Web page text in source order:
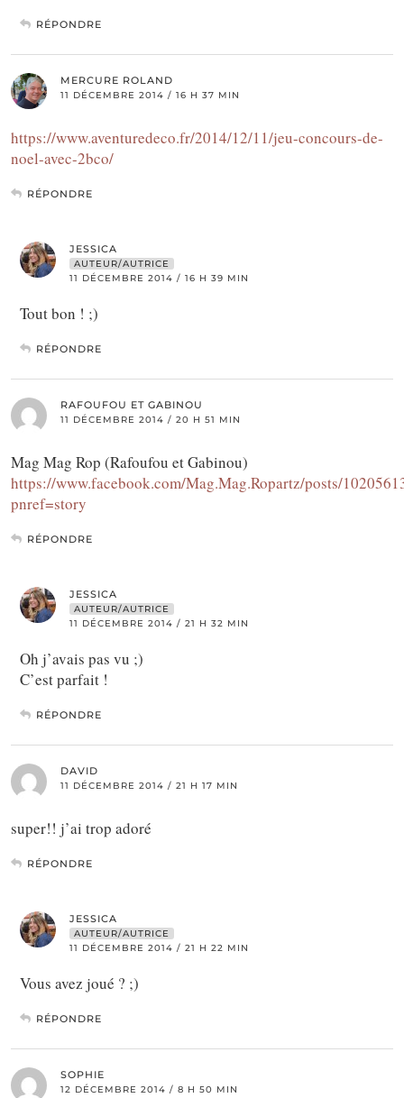
RÉPONDRE
MERCURE ROLAND
11 DÉCEMBRE 2014 / 16 H 37 MIN
https://www.aventuredeco.fr/2014/12/11/jeu-concours-de-
noel-avec-2bco/
RÉPONDRE
JESSICA
AUTEUR/AUTRICE
11 DÉCEMBRE 2014 / 16 H 39 MIN
Tout bon ! ;)
RÉPONDRE
RAFOUFOU ET GABINOU
11 DÉCEMBRE 2014 / 20 H 51 MIN
Mag Mag Rop (Rafoufou et Gabinou)
https://www.facebook.com/Mag.Mag.Ropartz/posts/
pnref=story
RÉPONDRE
JESSICA
AUTEUR/AUTRICE
11 DÉCEMBRE 2014 / 21 H 32 MIN
Oh j’avais pas vu ;)
C’est parfait !
RÉPONDRE
DAVID
11 DÉCEMBRE 2014 / 21 H 17 MIN
super!! j’ai trop adoré
RÉPONDRE
JESSICA
AUTEUR/AUTRICE
11 DÉCEMBRE 2014 / 21 H 22 MIN
Vous avez joué ? ;)
RÉPONDRE
SOPHIE
12 DÉCEMBRE 2014 / 8 H 50 MIN